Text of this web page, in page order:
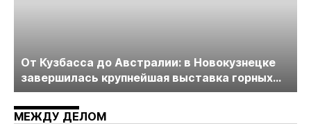
От Кузбасса до Австралии: в Новокузнецке
завершилась крупнейшая выставка горных
технологий «Недра России. Уголь России и
Майнинг»
МЕЖДУ ДЕЛОМ